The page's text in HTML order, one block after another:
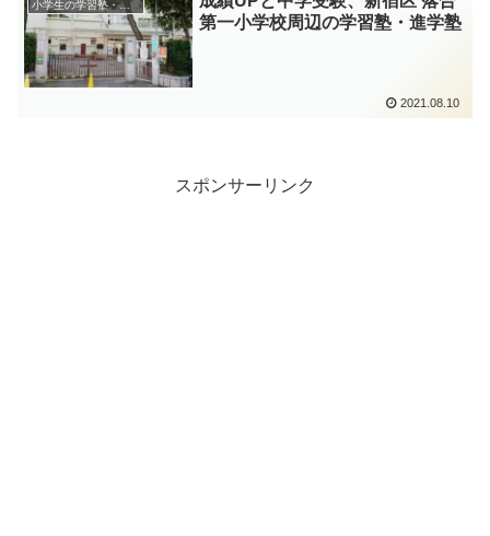
小学生の学習塾・進学塾
第一小学校周辺の学習塾・進学塾
2021.08.10
スポンサーリンク